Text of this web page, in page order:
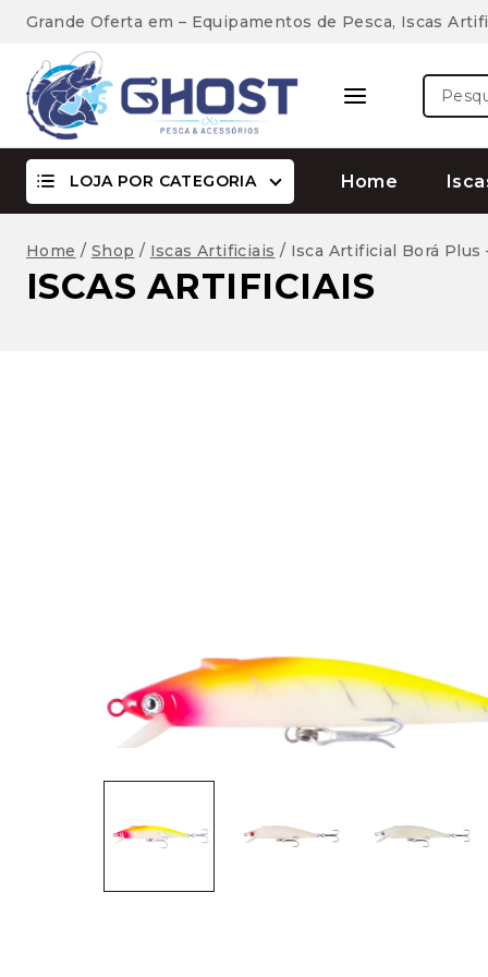
Grande Oferta em – Equipamentos de Pesca, Iscas
por:
LOJA POR CATEGORIA Home
Home / Shop / Iscas Artificiais / Isca Artificial Borá Plus
ISCAS ARTIFICIAIS